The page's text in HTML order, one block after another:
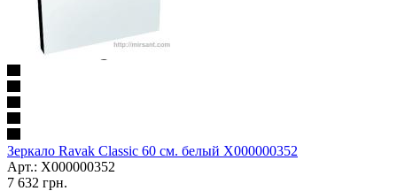
Зеркало Ravak Classic 60 см. белый X000000352
Арт.: X000000352
7 632 грн.